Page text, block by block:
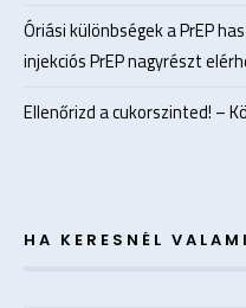
Óriási különbségek a PrEP
injekciós PrEP nagyrészt
Ellenőrizd a cukorszinted! –
HA KERESNÉL